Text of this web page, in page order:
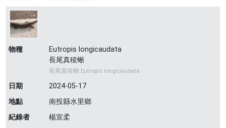
物種
Eutropis longicaudata
長尾真稜蜥
長尾真稜蜥 Eutropis longicaudata
日期
2024-05-17
地點
南投縣水里鄉
紀錄者
楊宣柔